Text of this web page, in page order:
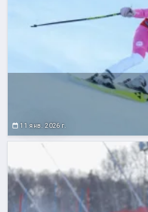
11 янв. 2026 г.